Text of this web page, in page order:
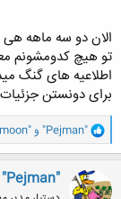
الان دو سه ماهه هی
تو هیچ کدومشونم
اطلاعیه های گنگ
برای دونستن
و
ا
ک
ن
ش
"Pejman" و
"Pejman"